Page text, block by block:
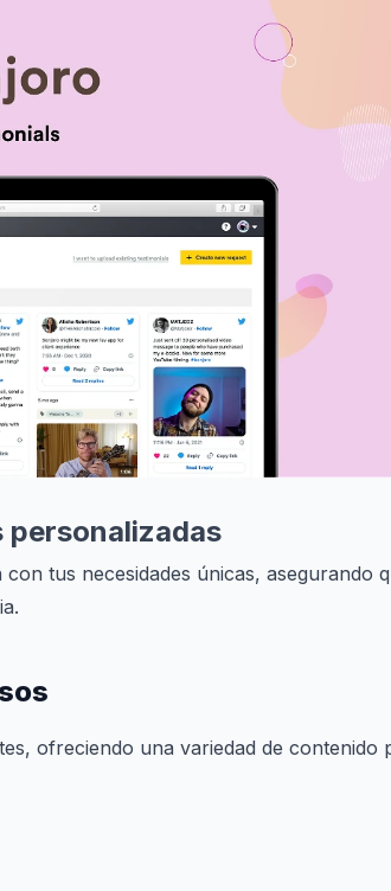
personalizadas
tus necesidades únicas, asegurando
ofreciendo una variedad de contenido